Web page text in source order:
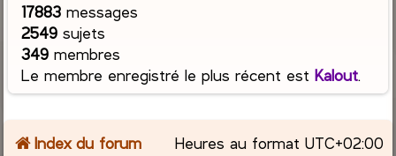
17883 messages
2549 sujets
349 membres
Le membre enregistré le plus récent estKalout.
Index du forum Heures au format UTC+02:00